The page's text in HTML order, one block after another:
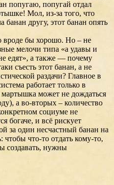
попугаю, попугай отдал
Мол, из-за того, что
банан другу, этот банан опять
вроде бы хорошо. Но – не
мелочи типа «а удавы и
едят», а также — почему
съесть этот банан, а не
раздачи? Главное в
работает только в
может не дождаться
а во-вторых – количество
социуме не
богаче, и всё рискует
за один несчастный банан на
что-то отдать кому-то,
создавать, нужны